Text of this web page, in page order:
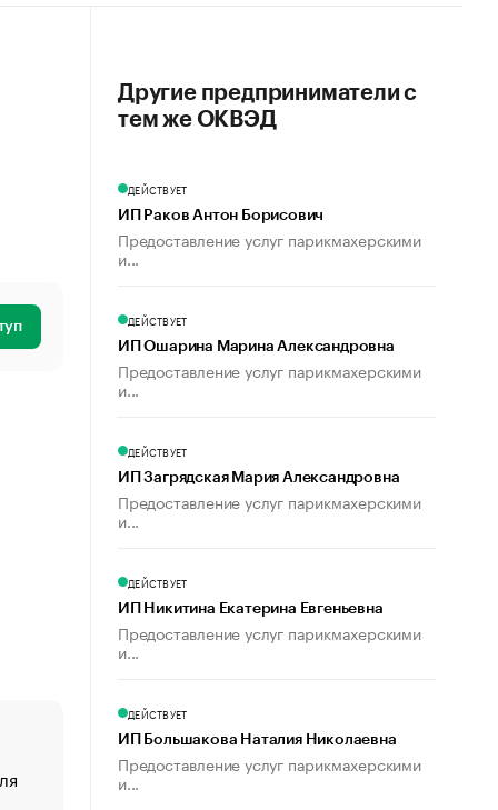
«От спорта тело стареет иначе». Как живет глава
создавшей GTA
Другие предприниматели с
тем же ОКВЭД
ДЕЙСТВУЕТ
ИП Раков Антон Борисович
Предоставление услуг парикмахерскими
и...
ДЕЙСТВУЕТ
ИП Ошарина Марина Александровна
Предоставление услуг парикмахерскими
и...
ДЕЙСТВУЕТ
ИП Загрядская Мария Александровна
Предоставление услуг парикмахерскими
и...
ДЕЙСТВУЕТ
ИП Никитина Екатерина Евгеньевна
Предоставление услуг парикмахерскими
и...
ДЕЙСТВУЕТ
ИП Большакова Наталия Николаевна
Предоставление услуг парикмахерскими
и...